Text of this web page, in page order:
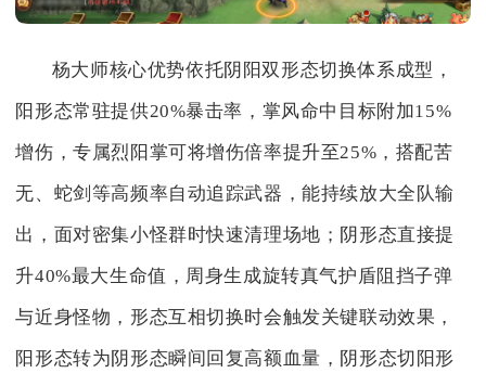
杨大师核心优势依托阴阳双形态切换体系成型，
阳形态常驻提供20%暴击率，掌风命中目标附加15%
增伤，专属烈阳掌可将增伤倍率提升至25%，搭配苦
无、蛇剑等高频率自动追踪武器，能持续放大全队输
出，面对密集小怪群时快速清理场地；阴形态直接提
升40%最大生命值，周身生成旋转真气护盾阻挡子弹
与近身怪物，形态互相切换时会触发关键联动效果，
阳形态转为阴形态瞬间回复高额血量，阴形态切阳形